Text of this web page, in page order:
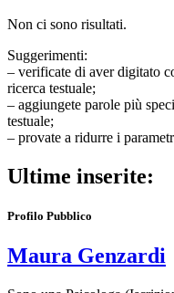
Non ci sono risultati.
Suggerimenti:
– verificate di aver digitato
ricerca testuale;
– aggiungete parole più
testuale;
– provate a ridurre i
Ultime inserite:
Profilo Pubblico
Maura Genzardi